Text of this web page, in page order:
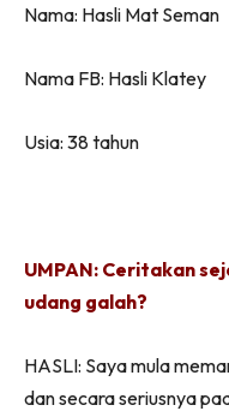
Nama: Hasli Mat Seman
Nama FB: Hasli Klatey
Usia: 38 tahun
UMPAN: Ceritakan
udang galah?
HASLI: Saya mula
dan secara seriusnya